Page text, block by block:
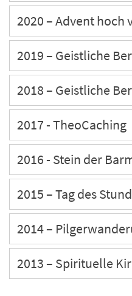
2020 – Advent hoch
2019 – Geistliche
2018 – Geistliche
2017 - TheoCaching
2016 - Stein der
2015 – Tag des
2014 –
2013 – Spirituelle